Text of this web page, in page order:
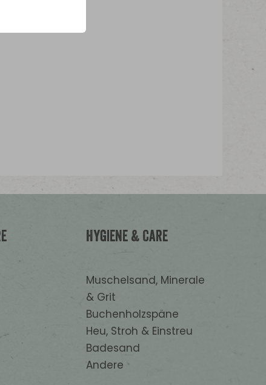
Hygiene & Care
Muschelsand, Minerale
& Grit
Buchenholzspäne
Heu, Stroh & Einstreu
Badesand
Andere